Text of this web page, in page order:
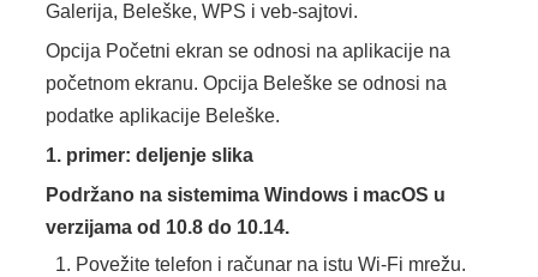
Galerija, Beleške, WPS i veb-sajtovi.
Opcija Početni ekran se odnosi na aplikacije na
početnom ekranu. Opcija Beleške se odnosi na
podatke aplikacije Beleške.
1. primer: deljenje slika
Podržano na sistemima Windows i macOS u
verzijama od 10.8 do 10.14.
Povežite telefon i računar na istu Wi-Fi mrežu.